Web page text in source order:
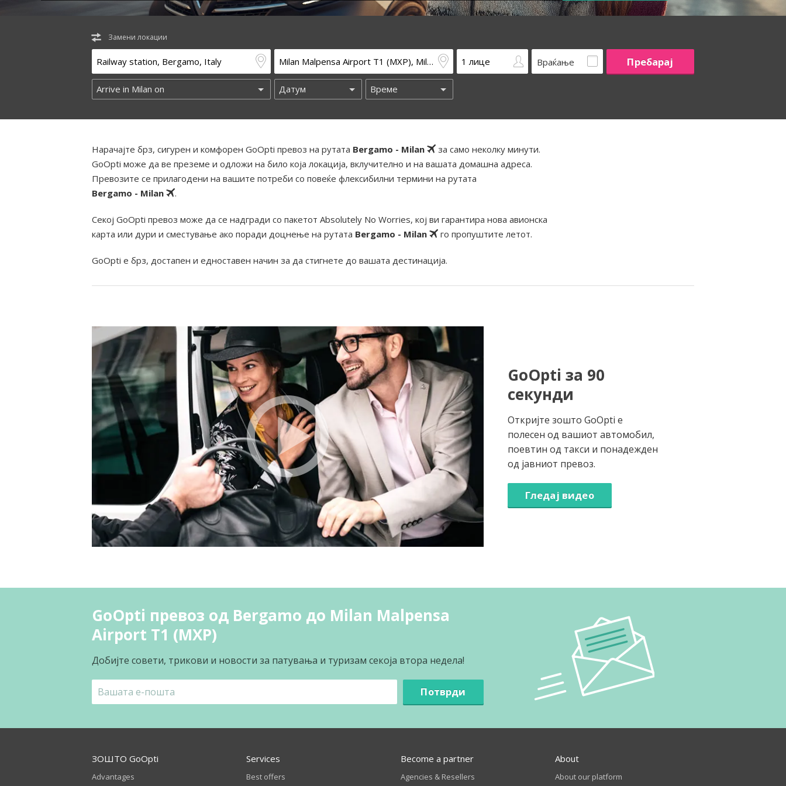
Замени локации
Враќање
Нарачајте брз, сигурен и комфорен GoOpti превоз на рутата Bergamo - Milan
за само неколку минути.
GoOpti може да ве преземе и одложи на било која локација, вклучително и на вашата домашна адреса.
Превозите се прилагодени на вашите потреби со повеќе флексибилни термини на рутата
Bergamo - Milan
.
Секој GoOpti превоз може да се надгради со пакетот Absolutely No Worries, кој ви гарантира нова авионска
карта или дури и сместување ако поради доцнење на рутата Bergamo - Milan го пропуштите летот.
GoOpti е брз, достапен и едноставен начин за да стигнете до вашата дестинација.
GoOpti за 90
секунди
Откријте зошто GoOpti е
полесен од вашиот автомобил,
поевтин од такси и понадежден
од јавниот превоз.
Гледај видео
GoOpti превоз од Bergamo до Milan Malpensa
Airport T1 (MXP)
Добијте совети, трикови и новости за патувања и туризам секоја втора недела!
Потврди
ЗОШТО GoOpti
Advantages
Services
Best offers
Become a partner
Agencies & Resellers
About
About our platform